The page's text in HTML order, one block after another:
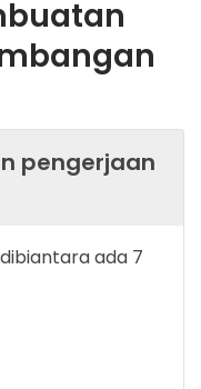
pengerjaan
ada 7